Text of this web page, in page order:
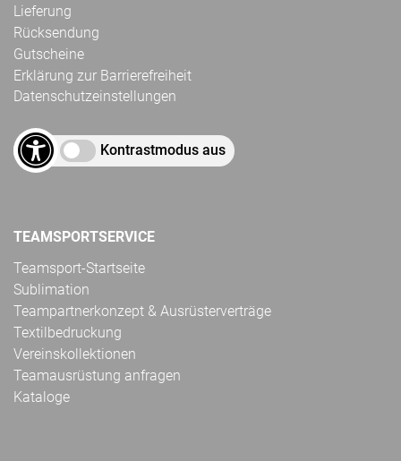
Lieferung
Rücksendung
Gutscheine
Erklärung zur Barrierefreiheit
Datenschutzeinstellungen
Kontrastmodus aus
TEAMSPORTSERVICE
Teamsport-Startseite
Sublimation
Teampartnerkonzept & Ausrüsterverträge
Textilbedruckung
Vereinskollektionen
Teamausrüstung anfragen
Kataloge